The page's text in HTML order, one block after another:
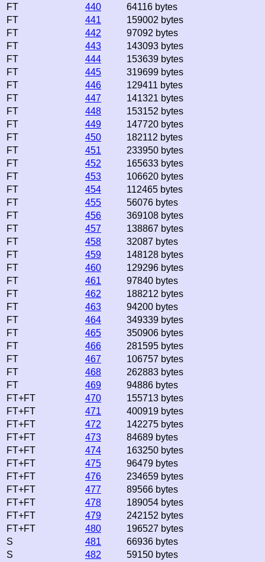
FT 440
64116 bytes
FT
441
159002 bytes
FT
442
97092 bytes
FT
443
143093 bytes
FT
444
153639 bytes
FT
445
319699 bytes
FT
446
129411 bytes
FT
447
141321 bytes
FT
448
153152 bytes
FT
449
147720 bytes
FT
450
182112 bytes
FT
451
233950 bytes
FT
452
165633 bytes
FT
453
106620 bytes
FT
454
112465 bytes
FT
455
56076 bytes
FT
456
369108 bytes
FT
457
138867 bytes
FT
458
32087 bytes
FT
459
148128 bytes
FT
460
129296 bytes
FT
461
97840 bytes
FT
462
188212 bytes
FT
463
94200 bytes
FT
464
349339 bytes
FT
465
350906 bytes
FT
466
281595 bytes
FT
467
106757 bytes
FT
468
262883 bytes
FT
469
94886 bytes
FT+FT
470
155713 bytes
FT+FT
471
400919 bytes
FT+FT
472
142275 bytes
FT+FT
473
84689 bytes
FT+FT
474
163250 bytes
FT+FT
475
96479 bytes
FT+FT
476
234659 bytes
FT+FT
477
89566 bytes
FT+FT
478
189054 bytes
FT+FT
479
242152 bytes
FT+FT
480
196527 bytes
S
481
66936 bytes
S
482
59150 bytes